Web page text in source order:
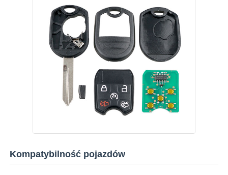
Wycieczka po fabryce
Kontrola jakości
Skontaktuj się z nami
Kompatybilność pojazdów